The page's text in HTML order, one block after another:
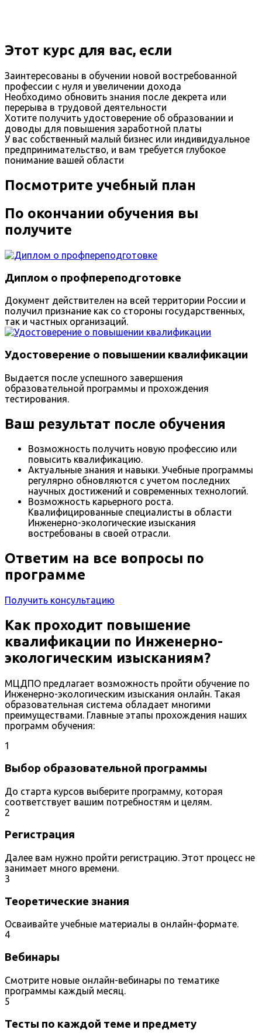
Этот курс для вас, если
Заинтересованы в обучении новой востребованной
профессии с нуля и увеличении дохода
Необходимо обновить знания после декрета или
перерыва в трудовой деятельности
Хотите получить удостоверение об образовании и
доводы для повышения заработной платы
У вас собственный малый бизнес или индивидуальное
предпринимательство, и вам требуется глубокое
понимание вашей области
Посмотрите учебный план
По окончании обучения вы
получите
Диплом о профпереподготовке
Документ действителен на всей территории России и
получил признание как со стороны государственных,
так и частных организаций.
Удостоверение о повышении квалификации
Выдается после успешного завершения
образовательной программы и прохождения
тестирования.
Ваш результат после обучения
Возможность получить новую профессию или
повысить квалификацию.
Актуальные знания и навыки. Учебные программы
регулярно обновляются с учетом последних
научных достижений и современных технологий.
Возможность карьерного роста.
Квалифицированные специалисты в области
Инженерно-экологические изыскания
востребованы в своей отрасли.
Ответим на все вопросы по
программе
Получить консультацию
Как проходит повышение
квалификации по Инженерно-
экологическим изысканиям?
МЦДПО предлагает возможность пройти обучение по
Инженерно-экологическим изыскания онлайн. Такая
образовательная система обладает многими
преимуществами. Главные этапы прохождения наших
программ обучения:
1
Выбор образовательной программы
До старта курсов выберите программу, которая
соответствует вашим потребностям и целям.
2
Регистрация
Далее вам нужно пройти регистрацию. Этот процесс не
занимает много времени.
3
Теоретические знания
Осваивайте учебные материалы в онлайн-формате.
4
Вебинары
Смотрите новые онлайн-вебинары по тематике
программы каждый месяц.
5
Тесты по каждой теме и предмету